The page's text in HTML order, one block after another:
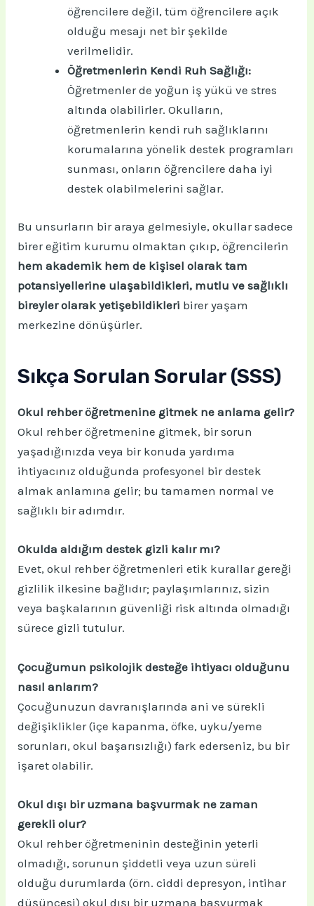
öğrencilere değil, tüm öğrencilere açık
olduğu mesajı net bir şekilde
verilmelidir.
Öğretmenlerin Kendi Ruh Sağlığı:
Öğretmenler de yoğun iş yükü ve stres
altında olabilirler. Okulların,
öğretmenlerin kendi ruh sağlıklarını
korumalarına yönelik destek programları
sunması, onların öğrencilere daha iyi
destek olabilmelerini sağlar.
Bu unsurların bir araya gelmesiyle, okullar sadece
birer eğitim kurumu olmaktan çıkıp, öğrencilerin
hem akademik hem de kişisel olarak tam
potansiyellerine ulaşabildikleri, mutlu ve sağlıklı
bireyler olarak yetişebildikleri birer yaşam
merkezine dönüşürler.
Sıkça Sorulan Sorular (SSS)
Okul rehber öğretmenine gitmek ne anlama gelir?
Okul rehber öğretmenine gitmek, bir sorun
yaşadığınızda veya bir konuda yardıma
ihtiyacınız olduğunda profesyonel bir destek
almak anlamına gelir; bu tamamen normal ve
sağlıklı bir adımdır.
Okulda aldığım destek gizli kalır mı?
Evet, okul rehber öğretmenleri etik kurallar gereği
gizlilik ilkesine bağlıdır; paylaşımlarınız, sizin
veya başkalarının güvenliği risk altında olmadığı
sürece gizli tutulur.
Çocuğumun psikolojik desteğe ihtiyacı olduğunu
nasıl anlarım?
Çocuğunuzun davranışlarında ani ve sürekli
değişiklikler (içe kapanma, öfke, uyku/yeme
sorunları, okul başarısızlığı) fark ederseniz, bu bir
işaret olabilir.
Okul dışı bir uzmana başvurmak ne zaman
gerekli olur?
Okul rehber öğretmeninin desteğinin yeterli
olmadığı, sorunun şiddetli veya uzun süreli
olduğu durumlarda (örn. ciddi depresyon, intihar
düşüncesi) okul dışı bir uzmana başvurmak